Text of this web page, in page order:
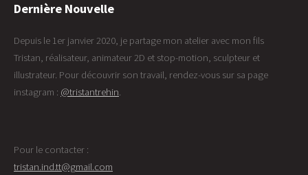
Dernière Nouvelle
Depuis le 1er janvier 2020, je partage mon atelier avec mon fils
Tristan, réalisateur, animateur 2D et stop-motion, sculpteur et
illustrateur. Pour découvrir son travail, rendez-vous sur sa page
instagram : @tristantrehin.
Pour le contacter :
tristan.ind.tt@gmail.com